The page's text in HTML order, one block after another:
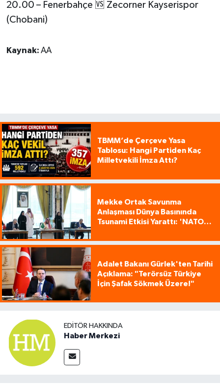
20.00 – Fenerbahçe 🆚 Zecorner Kayserispor
(Chobani)
Kaynak: AA
TBMM’de Çerçeve Yasa
Tablosu: Hangi Partiden Kaç
Milletvekili İmza Attı?
Mekke Ortak Savunma
Anlaşması Dünya Basınında
Tsunami Etkisi Yarattı: 'NATO
Adalet Bakanı Gürlek'ten Tarihi
Açıklama: "Terörsüz Türkiye
İçin Şafak Sökmek Üzere!"
EDITÖR HAKKINDA
Haber Merkezi